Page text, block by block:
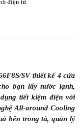
điện tử.
SV thiết kế 4 cửa
bạn lấy nước lạnh,
tiết kiệm điện với
All-around Cooling
bên trong tủ, quản lý